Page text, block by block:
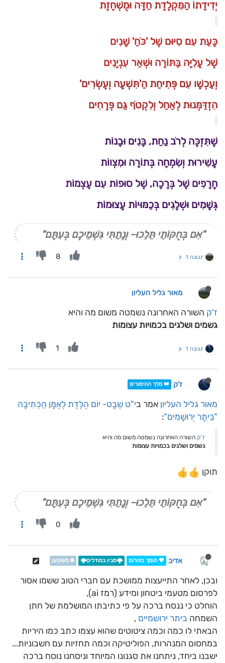
יְדִידָתוֹ הַמִּקְלֶדֶת חַדָּה וּמֻשְׁחֶזֶת
כָּעֵת עִם סִיּוּם שֶׁל 'כֹּחַ' שָׁנִים
שֶׁל עֲלִיָּה בַּתּוֹרָה וּשְׁאַר עִנְיָנִים
וְעַכְשָׁו עִם פְּתִיחַת הַ'תִּשְׁעָה וְעֶשְׂרִים'
הִזְדַּמְּנוּת לְאַחֵל וְלִקְטֹף גַּם פְּרָחִים
שֶׁתִּזְכֶּה לְרֹב נַחַת, בָּנִים וּבָנוֹת
עֲשִׁירוּת וְשִׂמְחָה בְּתוֹרָה וּמִצְווֹת
חֳרָפִים שֶׁל בְּרָכָה, שֶׁל סוּפוֹת עִם עָצְמוֹת
גְּשָׁמִים וּשְׁלָגִים בְּכַמּוּיוֹת עֲצוּמוֹת
"אִם בְּחֻקּוֹתַי תֵּלֵכוּ- וְנָתַתִּי גִּשְׁמֵיכֶם בְּעִתָּם"
תגובה 1 8
מאור גליל העליון
ז'ק השורה האחרונה נשמטה משום מה והיא
גשמים ושלגים בכמויות עצומות
תגובה 1 1
ז'ק 👑 מלך ההימורים
מאור גליל העליון אמר בי"ט שְׁבָט- יוֹם הֻלֶּדֶת לְאֻמָּן הַכְּתִיבָה
"בֵּיתָר יְרוּשָׁמִים":
ז'ק השורה האחרונה נשמטה משום מה והיא
גשמים ושלגים בכמויות עצומות
תוקן
"אִם בְּחֻקּוֹתַי תֵּלֵכוּ- וְנָתַתִּי גִּשְׁמֵיכֶם בְּעִתָּם"
0
אדיב 💖 תומך בפורום 🌩️מבין במודלים🌩️ ❄️ משקיען
ובכן, לאחר התייעצות ממושכת עם חברי הטוב ששמו אסור
לפרסום מטעמי ביטחון ומידע (רמז ai),
הוחלט כי ננסח ברכה על פי כתיבתו המושלמת של חתן
השמחה ביתר ירושמיים ,
הבאתי לו כמה וכמה ציטוטים שהוא עצמו כתב כמו היריות
במחסום המנהרות, הפוליטיקה וכמה תחזיות עם חשבוניות...
ישבנו ביחד, ניתחנו את סגנונו המיוחד וניסחנו נוסח ברכה